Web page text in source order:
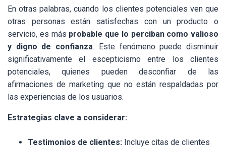
En otras palabras, cuando los clientes potenciales ven que
otras personas están satisfechas con un producto o
servicio, es más probable que lo perciban como valioso
y digno de confianza. Este fenómeno puede disminuir
significativamente el escepticismo entre los clientes
potenciales, quienes pueden desconfiar de las
afirmaciones de marketing que no están respaldadas por
las experiencias de los usuarios.
Estrategias clave a considerar:
Testimonios de clientes: Incluye citas de clientes